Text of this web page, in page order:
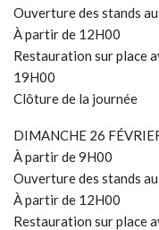
Ouverture des stands
À partir de 12H00
Restauration sur place
19H00
Clôture de la journée
DIMANCHE 26
À partir de 9H00
Ouverture des stands
À partir de 12H00
Restauration sur place